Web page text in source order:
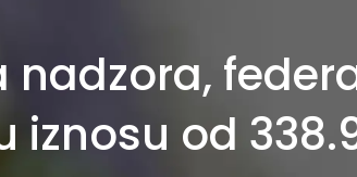
nadzora,
iznosu od